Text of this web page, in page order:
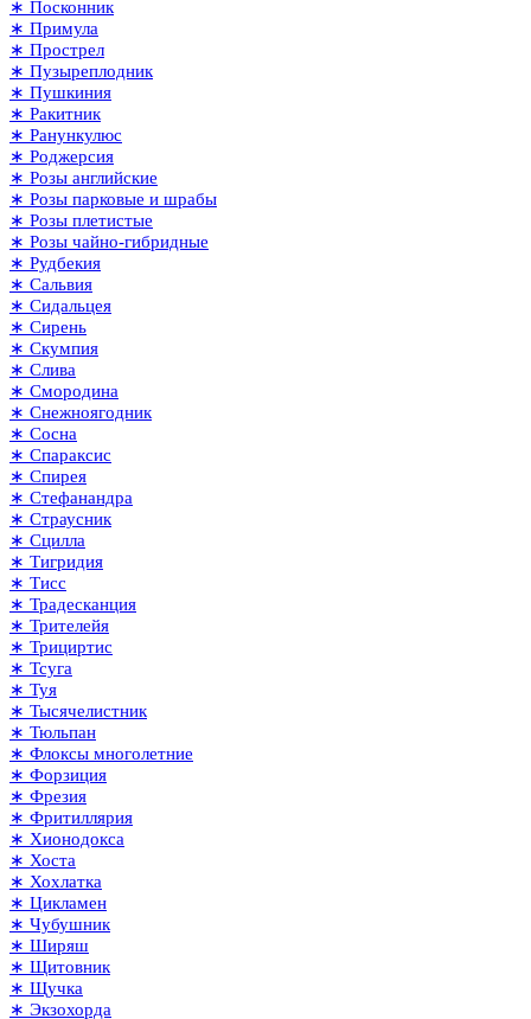
∗ Посконник
∗ Примула
∗ Прострел
∗ Пузыреплодник
∗ Пушкиния
∗ Ракитник
∗ Ранункулюс
∗ Роджерсия
∗ Розы английские
∗ Розы парковые и шрабы
∗ Розы плетистые
∗ Розы чайно-гибридные
∗ Рудбекия
∗ Сальвия
∗ Сидальцея
∗ Сирень
∗ Скумпия
∗ Слива
∗ Смородина
∗ Снежноягодник
∗ Сосна
∗ Спараксис
∗ Спирея
∗ Стефанандра
∗ Страусник
∗ Сцилла
∗ Тигридия
∗ Тисс
∗ Традесканция
∗ Трителейя
∗ Трициртис
∗ Тсуга
∗ Туя
∗ Тысячелистник
∗ Тюльпан
∗ Флоксы многолетние
∗ Форзиция
∗ Фрезия
∗ Фритиллярия
∗ Хионодокса
∗ Хоста
∗ Хохлатка
∗ Цикламен
∗ Чубушник
∗ Ширяш
∗ Щитовник
∗ Щучка
∗ Экзохорда